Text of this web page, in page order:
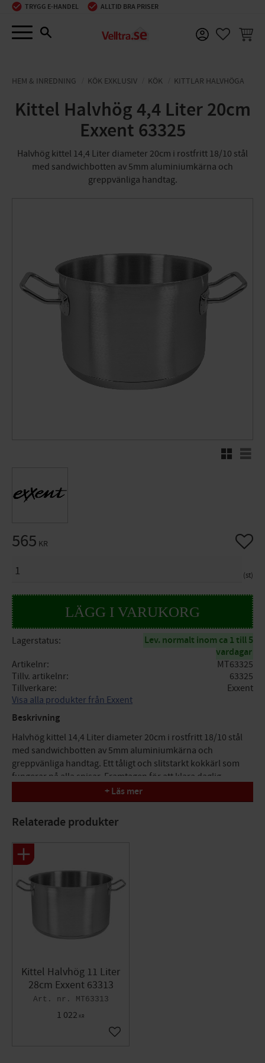
Meny
TRYGG E-HANDEL ALLTID BRA PRISER
HEM & INREDNING KÖK EXKLUSIV KÖK KITTLAR HALVHÖGA
Kittel Halvhög 4,4 Liter 20cm
Exxent 63325
Halvhög kittel 14,4 Liter diameter 20cm i rostfritt 18/10 stål
med sandwichbotten av 5mm aluminiumkärna och
greppvänliga handtag.
Rutnätsvy
565 KR
st
Lägg
Lagerstatus
Lev. normalt inom ca 1 till 5
vardagar
Artikelnr
MT63325
Tillv. artikelnr
63325
Tillverkare
Exxent
Visa alla produkter från Exxent
Beskrivning
Halvhög kittel 14,4 Liter diameter 20cm i rostfritt 18/10 stål
med sandwichbotten av 5mm aluminiumkärna och
greppvänliga handtag. Ett tåligt och slitstarkt kokkärl som
fungerar på alla spisar. Framtagen för att klara daglig
användning och rengöring.
Diameter: 20cm
+ Läs mer
Relaterade produkter
Kittel Halvhög 11 Liter
28cm Exxent 63313
MT63313
1 022 KR
Lägg till i favoriter